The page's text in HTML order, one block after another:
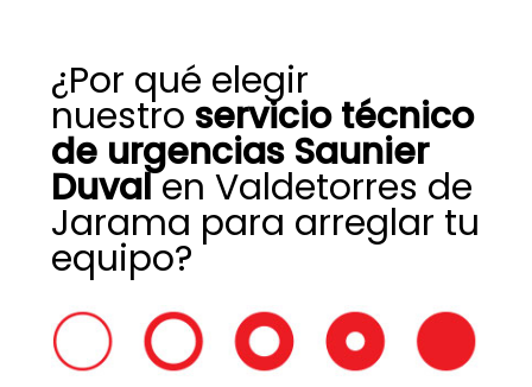
¿Por qué elegir
nuestro servicio técnico
de urgencias Saunier
Duvalen Valdetorres de
Jarama para arreglar tu
equipo?